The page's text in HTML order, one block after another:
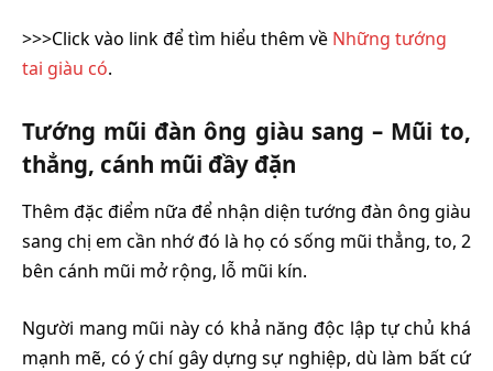
>>>Click vào link để tìm hiểu thêm về Những tướng
tai giàu có.
Tướng mũi đàn ông giàu sang – Mũi to,
thẳng, cánh mũi đầy đặn
Thêm đặc điểm nữa để nhận diện tướng đàn ông giàu
sang chị em cần nhớ đó là họ có sống mũi thẳng, to, 2
bên cánh mũi mở rộng, lỗ mũi kín.
Người mang mũi này có khả năng độc lập tự chủ khá
mạnh mẽ, có ý chí gây dựng sự nghiệp, dù làm bất cứ